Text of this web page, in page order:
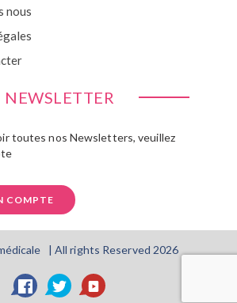
nous
NEWSLETTER
toutes nos Newsletters, veuillez
COMPTE
| All rights Reserved 2026